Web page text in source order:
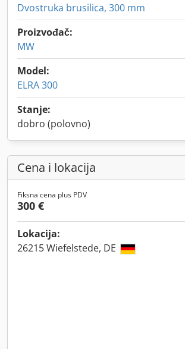
Dvostruka brusilica, 300 mm
Proizvođač:
MW
Model:
ELRA 300
Stanje:
dobro (polovno)
Cena i lokacija
Fiksna cena plus PDV
300 €
Lokacija:
26215 Wiefelstede, DE